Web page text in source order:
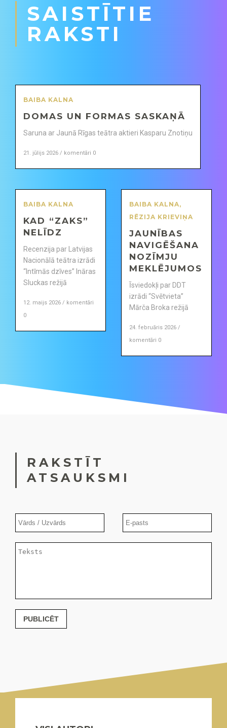
SAISTĪTIE
RAKSTI
BAIBA KALNA
DOMAS UN FORMAS SASKAŅĀ
Saruna ar Jaunā Rīgas teātra aktieri Kasparu Znotiņu
21. jūlijs 2026 / komentāri 0
BAIBA KALNA
KAD “ZAKS”
NELĪDZ
Recenzija par Latvijas
Nacionālā teātra izrādi
“Intīmās dzīves” Ināras
Sluckas režijā
12. maijs 2026 / komentāri
0
BAIBA KALNA,
RĒZIJA KRIEVIŅA
JAUNĪBAS
NAVIGĒŠANA
NOZĪMJU
MEKLĒJUMOS
Īsviedokļi par DDT
izrādi “Svētvieta”
Mārča Broka režijā
24. februāris 2026 /
komentāri 0
RAKSTĪT
ATSAUKSMI
PUBLICĒT